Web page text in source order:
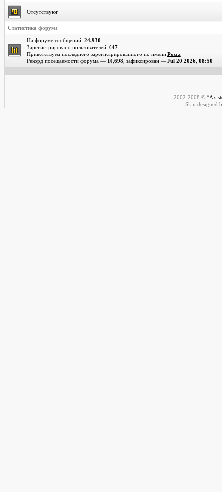
Отсутствуют
Статистика форума
На форуме сообщений: 24,930
Зарегистрировано пользователей: 647
Приветствуем последнего зарегистрированного по имени Рома
Рекорд посещаемости форума — 10,698, зафиксирован — Jul 20 2026, 08:50
2002-2008 © “
Skin designed